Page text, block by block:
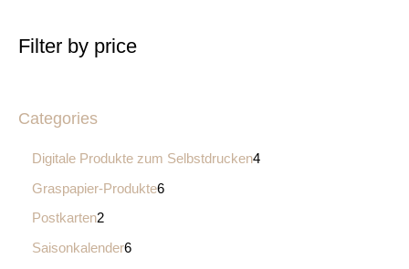
Filter by price
Categories
Digitale Produkte zum Selbstdrucken4
Graspapier-Produkte6
Postkarten2
Saisonkalender6